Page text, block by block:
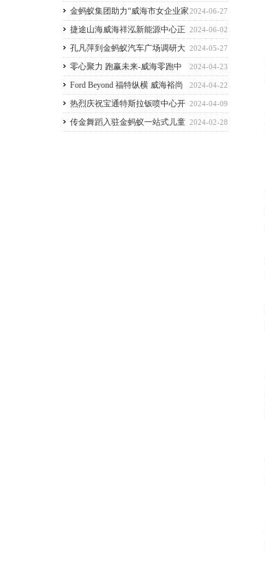
生产会暨逃生演练
2024-06-27
金蚂蚁集团助力“威海市女企业家
拓圈行动暨巾帼臻品展”
2024-06-02
捷途山海威海祥泓新能源中心正
式开业 捷途汽车加速挺进3.0时代 2024-05-27
孔凡萍到金蚂蚁汽车广场调研大
规模设备更新和消费品以旧换新工作2024-04-23
零心聚力 跑赢未来-威海零跑中
心金蚂蚁汽车广场店盛大开业
2024-04-22
Ford Beyond 福特纵横 威海裕尚
纵享空间盛大开业
2024-04-09
热烈庆祝宝通特斯拉钣喷中心开
业
2024-02-28
传金舞蹈入驻金蚂蚁一站式儿童